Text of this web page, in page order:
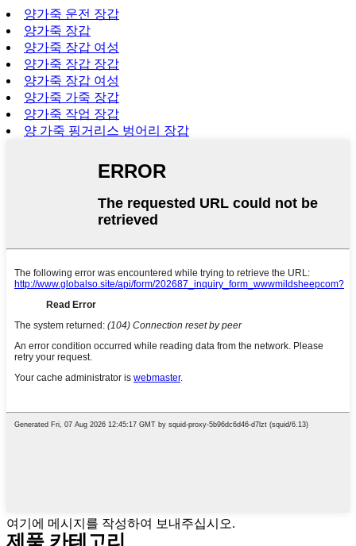
양가죽 운전 장갑
양가죽 장갑
양가죽 장갑 여성
양가죽 장갑 장갑
양가죽 장갑 여성
양가죽 가죽 장갑
양가죽 작업 장갑
양 가죽 핑거리스 벙어리 장갑
여기에 메시지를 작성하여 보내주십시오.
제품 카테고리